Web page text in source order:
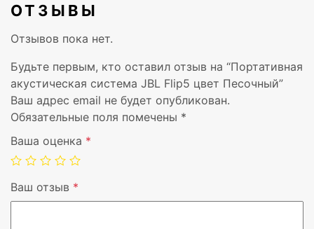
Тип источника питания Аккумулятор
Поставляемые кабели USB Type-C
Напряжение батареи
Технология батареи Литий-ионная
ОТЗЫВЫ
Отзывов пока нет.
Будьте первым, кто оставил отзыв на “Портативная
акустическая система JBL Flip5 цвет Песочный”
Ваш адрес email не будет опубликован.
Обязательные поля помечены *
Ваша оценка *
Ваш отзыв *